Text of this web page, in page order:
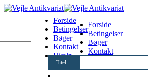
Titel
Forside
Betingelser
Bøger
Kontakt
Hjælp
Forside
Betingelser
Bøger
Kontakt